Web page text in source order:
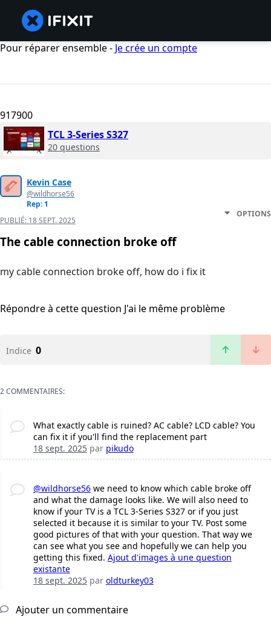
Pour réparer ensemble - Je crée un compte
917900
TCL 3-Series S327
20 questions
Kevin Case
@wildhorse56
Rep: 1
PUBLIÉ: 18 SEPT. 2025
OPTIONS
The cable connection broke off
my cable connection broke off, how do i fix it
Répondre à cette question J'ai le même problème
Indice 0
2 COMMENTAIRES:
What exactly cable is ruined? AC cable? LCD cable? You
can fix it if you'll find the replacement part
18 sept. 2025par pikudo
@wildhorse56we need to know which cable broke off
and what the damage looks like. We will also need to
know if your TV is a TCL 3-Series S327 or if you just
selected it because it is similar to your TV. Post some
good pictures of that with your question. That way we
can see what you see and hopefully we can help you
getting this fixed. Ajout d'images à une question
existante
18 sept. 2025par oldturkey03
Ajouter un commentaire